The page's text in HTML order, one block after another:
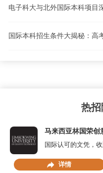
国际本科招生条件大揭秘：高
热
马来西亚林国荣创
国际认可的文凭，
详情